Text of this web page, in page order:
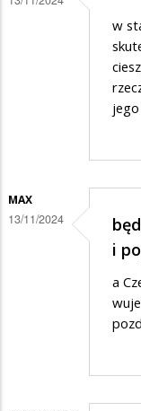
w
MAX
13/11/2024
i
a